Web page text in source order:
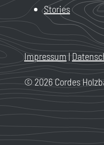
Stories
Impressum|
© 2026 Cordes